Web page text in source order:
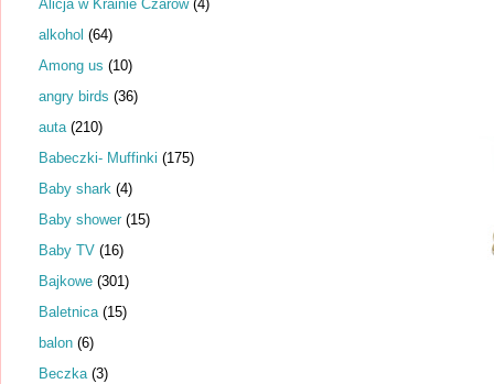
Alicja w Krainie Czarów (4)
alkohol (64)
Among us (10)
angry birds (36)
auta (210)
Babeczki- Muffinki (175)
Baby shark (4)
Baby shower (15)
Baby TV (16)
Bajkowe (301)
Baletnica (15)
balon (6)
Beczka (3)